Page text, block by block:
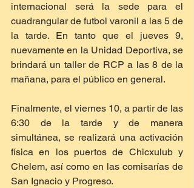
internacional será la sede para el
cuadrangular de futbol varonil a las 5 de
la tarde. En tanto que el jueves 9,
nuevamente en la Unidad Deportiva, se
brindará un taller de RCP a las 8 de la
mañana, para el público en general.
Finalmente, el viernes 10, a partir de las
6:30 de la tarde y de manera
simultánea, se realizará una activación
física en los puertos de Chicxulub y
Chelem, así como en las comisarías de
San Ignacio y Progreso.